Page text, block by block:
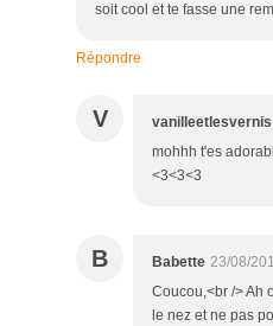
soit cool et te fasse une
Répondre
V vanilleetlesvernis
mohhh t'es
<3<3<3
B Babette 23/08/
Coucou,<br /> Ah
le nez et ne pas